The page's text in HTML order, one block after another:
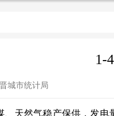
1-
晋城市统计局
、天然气稳产保供，发